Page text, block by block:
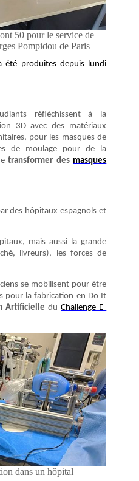
50 pour le service de
Pompidou de Paris
été produites depuis lundi
réfléchissent à la
3D avec des matériaux
pour les masques de
de moulage pour de la
transformer des masques
des hôpitaux espagnols et
mais aussi la grande
livreurs), les forces de
se mobilisent pour être
pour la fabrication en Do It
Artificielle duChallenge E-
dans un hôpital